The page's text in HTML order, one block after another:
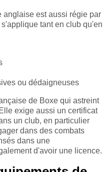
anglaise est aussi régie par
tant en club qu'en
ou dédaigneuses
de Boxe qui astreint
exige aussi un certificat
un club, en particulier
dans des combats
dans une
d'avoir une licence.